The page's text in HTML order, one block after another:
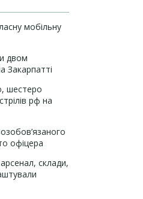
мобільну
двом
Закарпатті
шестеро
рф на
офіцера
склади,